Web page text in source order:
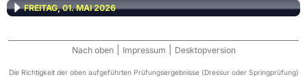
FREITAG, 01. MAI 2026
Nach oben Impressum Desktopversion
Die Richtigkeit der oben aufgeführten Prüfungsergebnisse (Dressur oder Springprüfung)